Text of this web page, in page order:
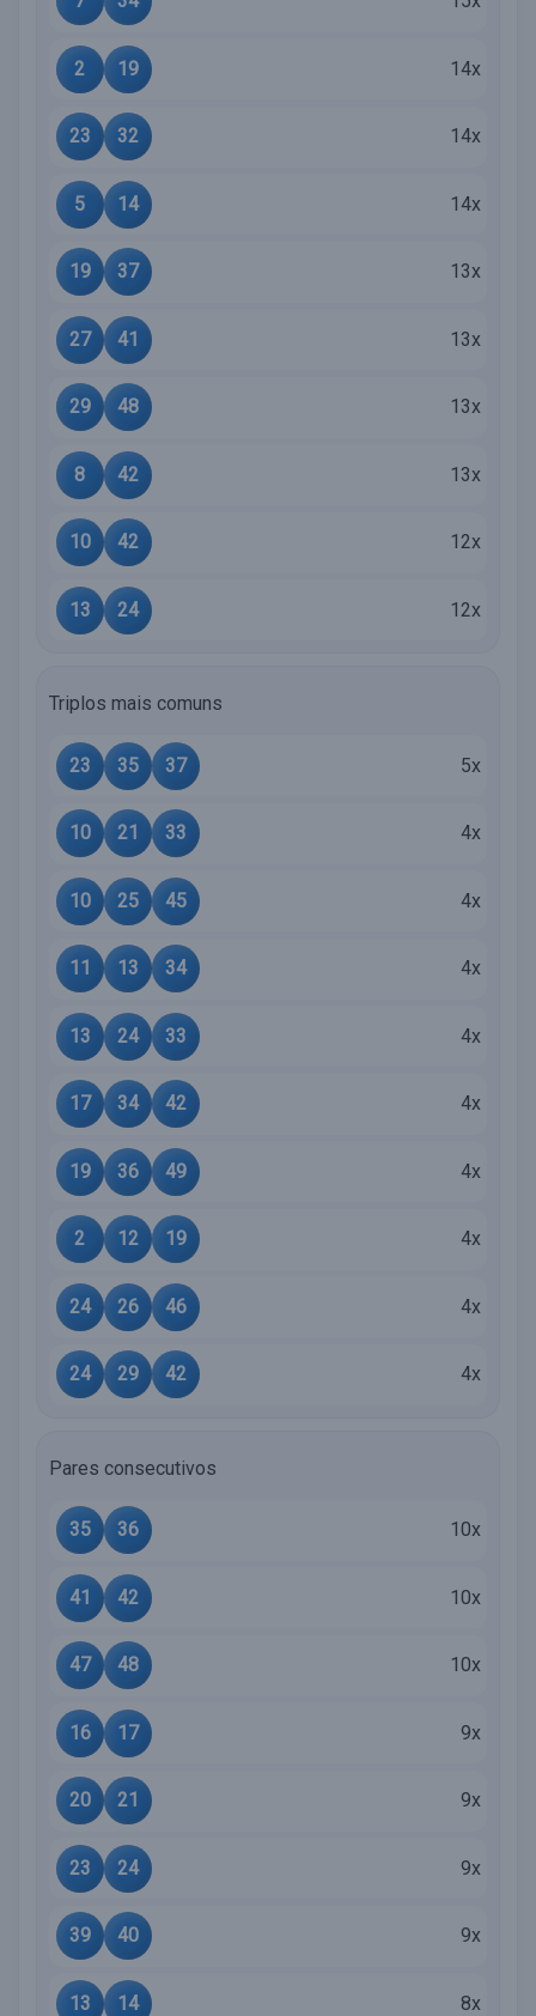
2 19 14x
23 32 14x
5 14 14x
19 37 13x
27 41 13x
29 48 13x
8 42 13x
10 42 12x
13 24 12x
Triplos mais comuns
23 35 37 5x
10 21 33 4x
10 25 45 4x
11 13 34 4x
13 24 33 4x
17 34 42 4x
19 36 49 4x
2 12 19 4x
24 26 46 4x
24 29 42 4x
Pares consecutivos
35 36 10x
41 42 10x
47 48 10x
16 17 9x
20 21 9x
23 24 9x
39 40 9x
13 14 8x